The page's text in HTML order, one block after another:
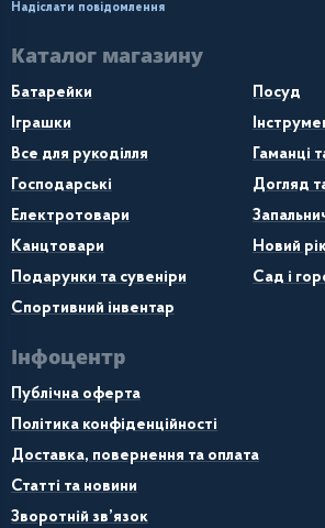
Надіслати повідомлення
Каталог магазину
Батарейки
Посуд
Іграшки
Все для рукоділля
Гаманці
Господарські
Догляд та
Електротовари
Канцтовари
Новий
Подарунки та сувеніри
Сад і
Спортивний інвентар
Інфоцентр
Публічна оферта
Політика конфіденційності
Доставка, повернення та оплата
Статті та новини
Зворотній зв’язок